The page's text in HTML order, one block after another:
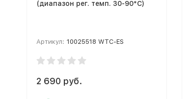
(диапазон рег. темп. 30-90*С)
Артикул: 10025518 WTC-ES
2 690 руб.